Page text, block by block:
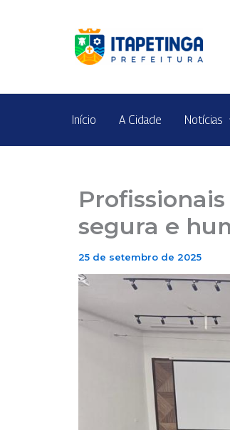
Início A Cidade Notícias
segura e
25 de setembro de 2025